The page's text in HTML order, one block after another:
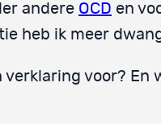
andere OCD en
heb ik meer
verklaring voor? En